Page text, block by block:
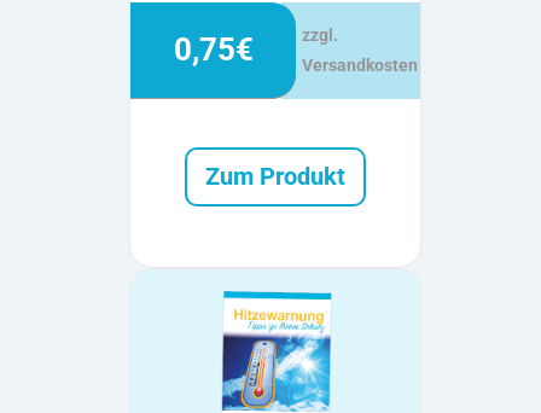
0,75€
zzgl.
Versandkosten
Zum Produkt